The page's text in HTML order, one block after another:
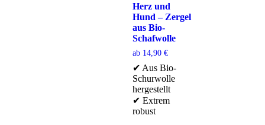
Herz und
Hund – Zergel
aus Bio-
Schafwolle
ab 14,90 €
✔ Aus Bio-
Schurwolle
hergestellt
✔ Extrem
robust